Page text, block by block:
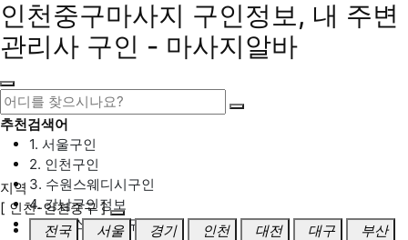
인천중구마사지 구인정보, 내 주변
관리사 구인 - 마사지알바
추천검색어
1. 서울구인
2. 인천구인
3. 수원스웨디시구인
4. 강남구인정보
5. 동탄스웨디시구인
지역
[ 인천-인천중구 ]
전국
서울 경기 인천 대전 대구
부산